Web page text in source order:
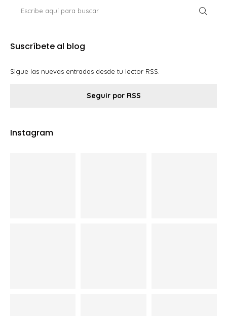
Suscríbete al blog
Sigue las nuevas entradas desde tu lector RSS.
Seguir por RSS
Instagram